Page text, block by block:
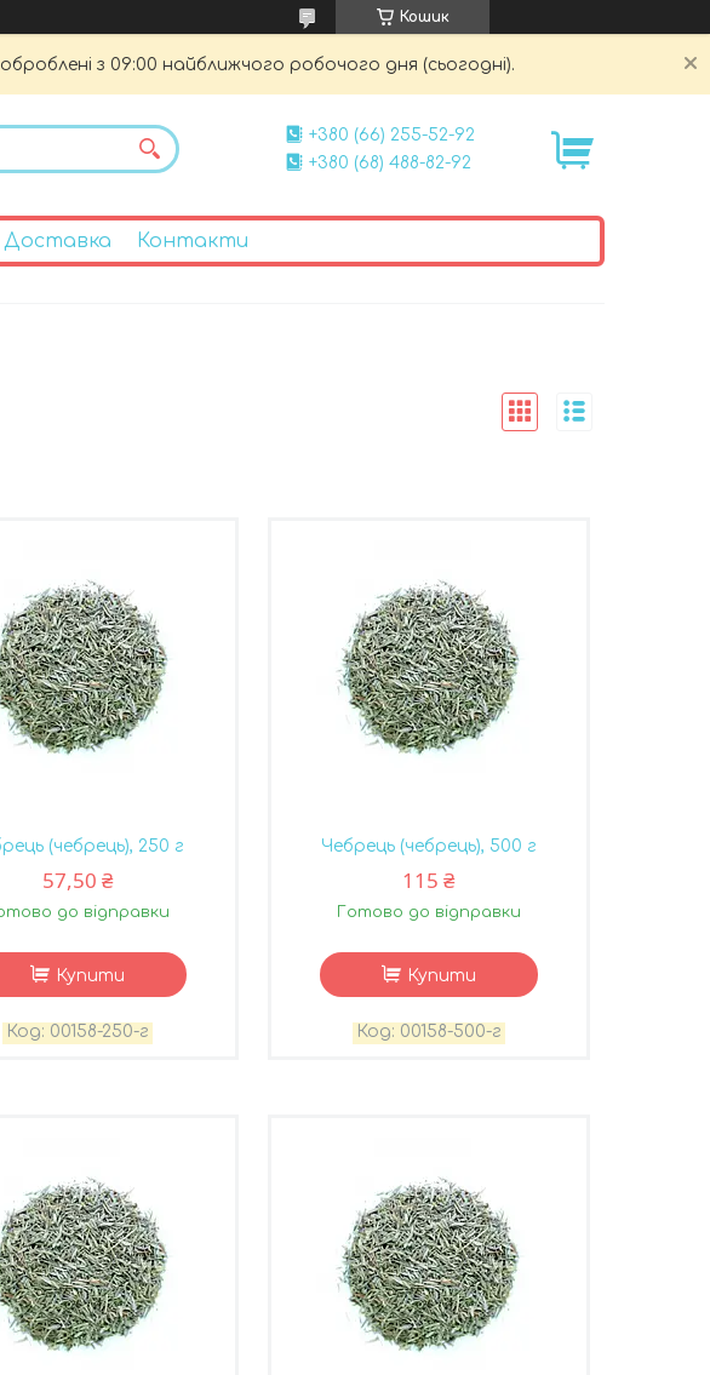
Кошик
з 09:00 найближчого робочого дня (сьогодні).
+380 (66) 255-52-92
+380 (68) 488-82-92
Доставка Контакти
(чебрець), 250 г
57,50 ₴
до відправки
Купити
00158-250-г
Чебрець (чебрець), 500 г
115 ₴
Готово до відправки
Купити
00158-500-г